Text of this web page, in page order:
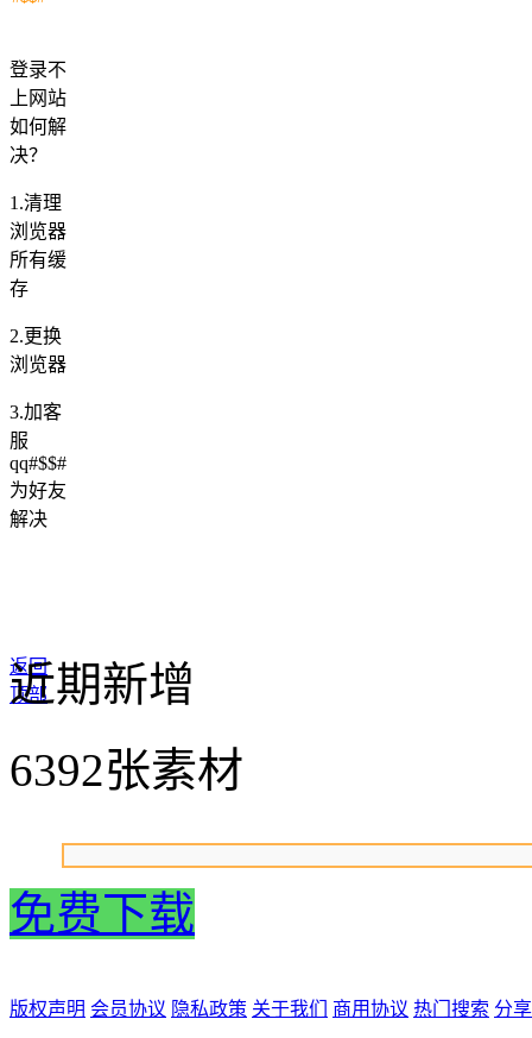
登录不
上网站
如何解
决？
1.清理
浏览器
所有缓
存
2.更换
浏览器
3.加客
服
qq#$$#
为好友
解决
返回
顶部
近期新增
6392张素材
免费下载
版权声明 会员协议 隐私政策 关于我们 商用协议 热门搜索 分